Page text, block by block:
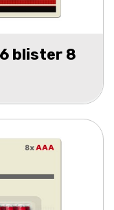
blister 8